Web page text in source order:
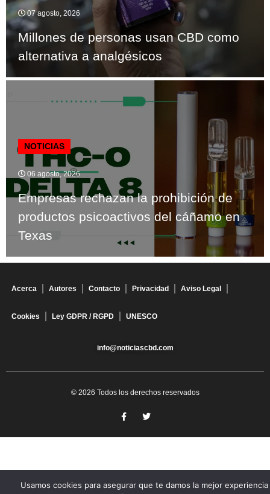
07 agosto, 2026
Millones de personas usan CBD como
alternativa a analgésicos
NOTICIAS
06 agosto, 2026
Empresas rechazan la prohibición de
productos psicoactivos del cáñamo en
Texas
Acerca Autores Contacto Privacidad Aviso Legal
Cookies Ley GDPR / RGPD UNESCO
info@noticiascbd.com
© 2026 Todos los derechos reservados
Usamos cookies para asegurar que te damos la mejor experiencia